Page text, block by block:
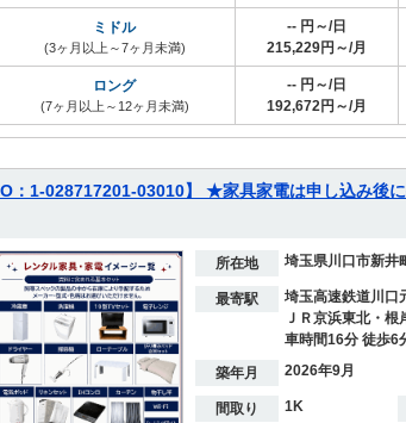
ミドル
(3ヶ月以上～7ヶ月未満)
-- 円～/日
215,229円～/月
ロング
(7ヶ月以上～12ヶ月未満)
-- 円～/日
192,672円～/月
：1-028717201-03010】 ★家具家電は申し込み後
所在地 埼玉県川口市新井
最寄駅
埼玉高速鉄道川口
ＪＲ京浜東北・
車時間16分 徒歩6
築年月
2026年9月
間取り 1K